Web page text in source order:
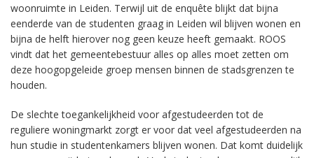
woonruimte in Leiden. Terwijl uit de enquête blijkt dat bijna
eenderde van de studenten graag in Leiden wil blijven wonen en
bijna de helft hierover nog geen keuze heeft gemaakt. ROOS
vindt dat het gemeentebestuur alles op alles moet zetten om
deze hoogopgeleide groep mensen binnen de stadsgrenzen te
houden.
De slechte toegankelijkheid voor afgestudeerden tot de
reguliere woningmarkt zorgt er voor dat veel afgestudeerden na
hun studie in studentenkamers blijven wonen. Dat komt duidelijk